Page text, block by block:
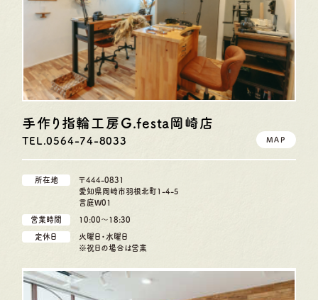
手作り指輪工房G.festa岡崎店
TEL.0564-74-8033 MAP
所在地
〒444-0831
愛知県岡崎市羽根北町1-4-5
言庭W01
営業時間 10:00〜18:30
定休日
火曜日・水曜日
※祝日の場合は営業